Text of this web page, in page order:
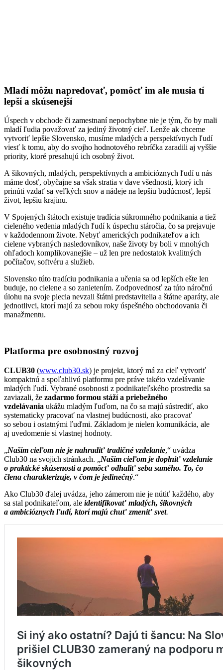
Mladí môžu napredovať, pomôcť im ale musia tí
lepší a skúsenejší
Úspech v obchode či zamestnaní nepochybne nie je tým, čo by mali
mladí ľudia považovať za jediný životný cieľ. Lenže ak chceme
vytvoriť lepšie Slovensko, musíme mladých a perspektívnych ľudí
viesť k tomu, aby do svojho hodnotového rebríčka zaradili aj vyššie
priority, ktoré presahujú ich osobný život.
A šikovných, mladých, perspektívnych a ambicióznych ľudí u nás
máme dosť, obyčajne sa však stratia v dave všednosti, ktorý ich
prinúti vzdať sa veľkých snov a nádeje na lepšiu budúcnosť, lepší
život, lepšiu krajinu.
V Spojených štátoch existuje tradícia súkromného podnikania a tiež
cieleného vedenia mladých ľudí k úspechu stáročia, čo sa prejavuje
v každodennom živote. Nebyť amerických podnikateľov a ich
cielene vybraných nasledovníkov, naše životy by boli v mnohých
ohľadoch komplikovanejšie – už len pre nedostatok kvalitných
počítačov, softvéru a služieb.
Slovensko túto tradíciu podnikania a učenia sa od lepších ešte len
buduje, no cielene a so zanietením. Zodpovednosť za túto náročnú
úlohu na svoje plecia nevzali štátni predstavitelia a štátne aparáty, ale
jednotlivci, ktorí majú za sebou roky úspešného obchodovania či
manažmentu.
Platforma pre osobnostný rozvoj
CLUB30 (www.club30.sk) je projekt, ktorý má za cieľ vytvoriť
kompaktnú a spoľahlivú platformu pre práve takéto vzdelávanie
mladých ľudí. Vybrané osobnosti z podnikateľského prostredia sa
zaviazali, že zadarmo formou stáží a priebežného
vzdelávania ukážu mladým ľuďom, na čo sa majú sústrediť, ako
systematicky pracovať na vlastnej budúcnosti, ako pracovať
so sebou i ostatnými ľuďmi. Základom je nielen komunikácia, ale
aj uvedomenie si vlastnej hodnoty.
„Naším cieľom nie je nahradiť tradičné vzdelanie,“ uvádza
Club30 na svojich stránkach. „Naším cieľom je doplniť vzdelanie
o praktické skúsenosti a pomôcť odhaliť seba samého. To, čo
člena charakterizuje, v čom je jedinečný.“
Ako Club30 ďalej uvádza, jeho zámerom nie je nútiť každého, aby
sa stal podnikateľom, ale identifikovať mladých, šikovných
a ambicióznych ľudí, ktorí majú chuť zmeniť svet.